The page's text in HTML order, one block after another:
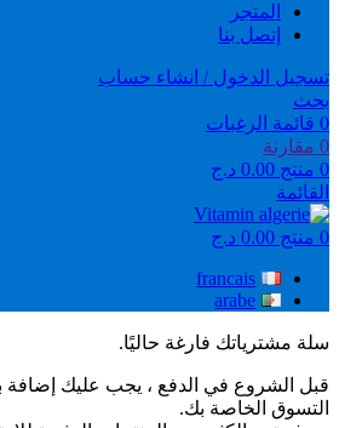
المتجر
إتصل بنا
تسجيل الدخول / انشاء حساب
بحث
0 قائمة الرغبات
0 مقارنة
0 منتج 0.00 د.ج
القائمة
0 منتج 0.00 د.ج
francais
arabe
سلة مشترياتك فارغة حاليًا.
قبل الشروع في الدفع ، يجب عليك إضافة
التسوق الخاصة بك.